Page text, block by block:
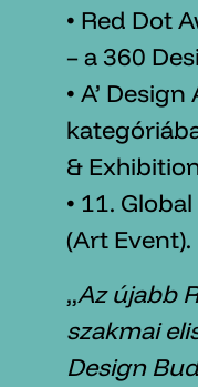
• Red Dot
– a 360
• A’
&
• 11.
(Art Event).
„Az újabb
szakmai
Design